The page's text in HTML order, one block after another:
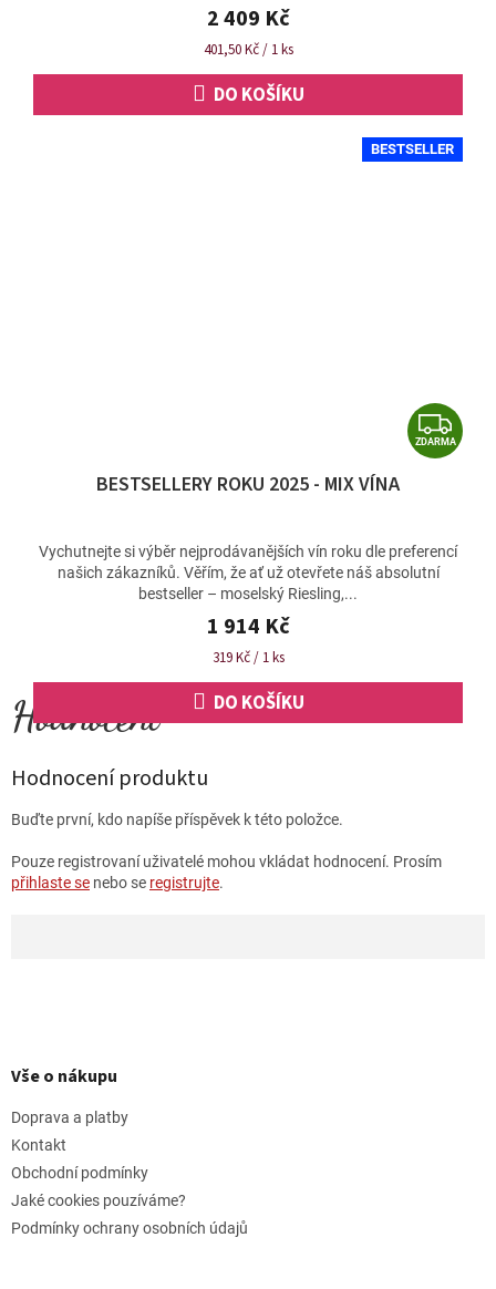
2 409 Kč
Měrná
401,50 Kč / 1 ks
DO KOŠÍKU
BESTSELLER
Z
D
M
ZDARMA
BESTSELLERY ROKU 2025 - MIX VÍNA
1 914 Kč
Měrná
319 Kč / 1 ks
DO KOŠÍKU
Vychutnejte si výběr nejprodávanějších vín roku dle preferencí
našich zákazníků. Věřím, že ať už otevřete náš absolutní
bestseller – moselský Riesling,...
Hodnocení produktu
Buďte první, kdo napíše příspěvek k této položce.
Pouze registrovaní uživatelé mohou vkládat hodnocení. Prosím
přihlaste se nebo se registrujte.
pVše o nákupu
Doprava a platby
Kontakt
Obchodní podmínky
Jaké cookies pouzíváme?
Podmínky ochrany osobních údajů